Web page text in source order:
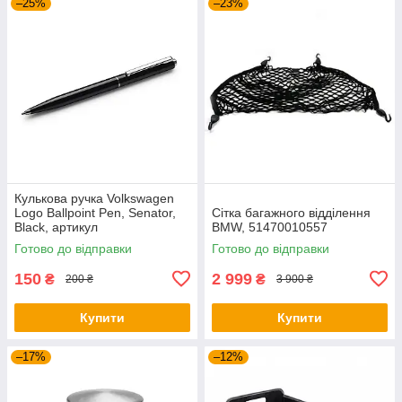
–25%
Кулькова ручка Volkswagen
Logo Ballpoint Pen, Senator,
Black, артикул
000087703ME041
Готово до відправки
150 ₴ 200 ₴
Купити
–23%
Сітка багажного відділення
BMW, 51470010557
Готово до відправки
2 999 ₴ 3 900 ₴
Купити
–17% –12%